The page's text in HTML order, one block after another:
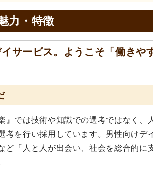
力・特徴
サービス。ようこそ「働きや
では技術や知識での選考ではなく、
考を行い採用しています。男性向けデ
『人と人が出会い、社会を総合的に